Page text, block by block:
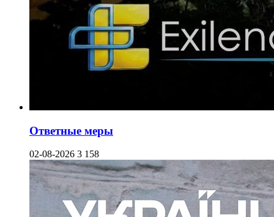
Ответные меры
02-08-2026 3 158